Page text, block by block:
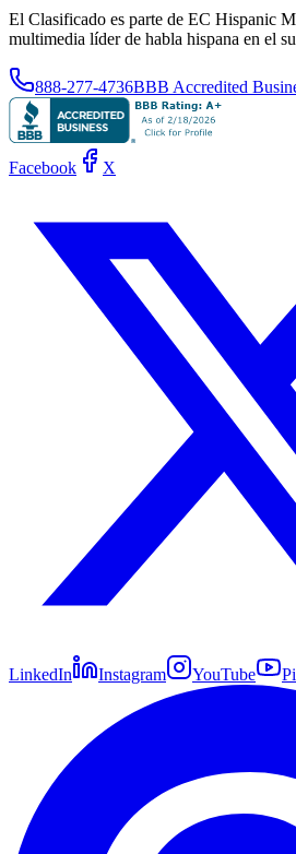
El Clasificado es parte de EC Hispanic
multimedia líder de habla hispana en el
888-277-4736BBB Accredited
Facebook X
LinkedIn Instagram YouTube